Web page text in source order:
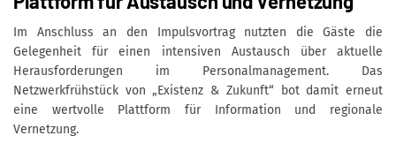
Im Anschluss an den Impulsvortrag nutzten die Gäste die
Gelegenheit für einen intensiven Austausch über aktuelle
Herausforderungen im Personalmanagement. Das
Netzwerkfrühstück von „Existenz & Zukunft“ bot damit erneut
eine wertvolle Plattform für Information und regionale
Vernetzung.